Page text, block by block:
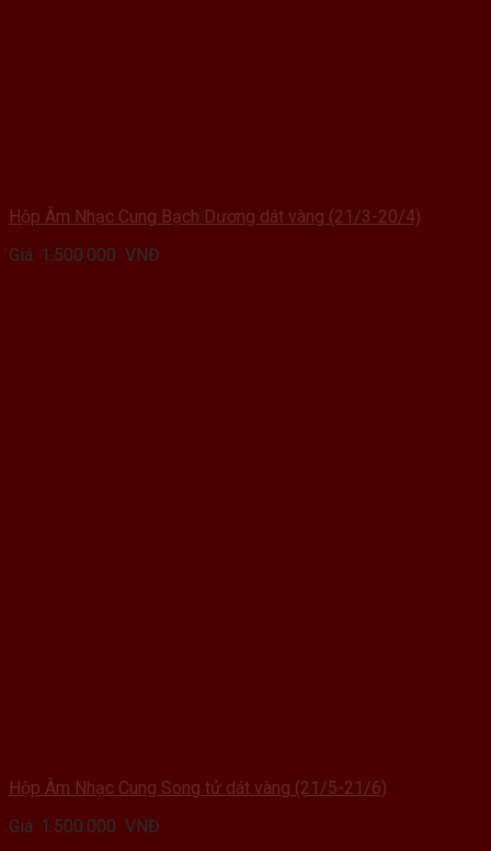
Hộp Âm Nhạc Cung Bạch Dương dát vàng (21/3-20/4)
Giá: 1.500.000 VNĐ
Hộp Âm Nhạc Cung Song tử dát vàng (21/5-21/6)
Giá: 1.500.000 VNĐ